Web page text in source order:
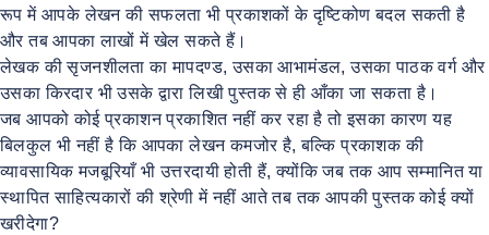
रूप में आपके लेखन की सफलता भी प्रकाशकों के दृष्टिकोण बदल सकती है
और तब आपका लाखों में खेल सकते हैं।
लेखक की सृजनशीलता का मापदण्ड, उसका आभामंडल, उसका पाठक वर्ग और
उसका किरदार भी उसके द्वारा लिखी पुस्तक से ही आँका जा सकता है।
जब आपको कोई प्रकाशन प्रकाशित नहीं कर रहा है तो इसका कारण यह
बिलकुल भी नहीं है कि आपका लेखन कमजोर है, बल्कि प्रकाशक की
व्यावसायिक मजबूरियाँ भी उत्तरदायी होती हैं, क्योंकि जब तक आप सम्मानित या
स्थापित साहित्यकारों की श्रेणी में नहीं आते तब तक आपकी पुस्तक कोई क्यों
खरीदेगा?